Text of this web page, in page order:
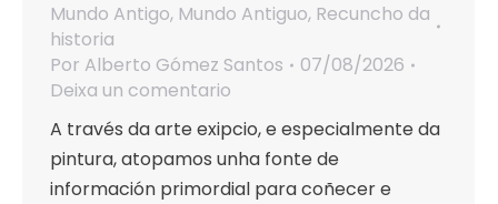
Mundo Antigo, Mundo Antiguo, Recuncho da
historia
Por Alberto Gómez Santos
07/08/2026
Deixa un comentario
A través da arte exipcio, e especialmente da
pintura, atopamos unha fonte de
información primordial para coñecer e